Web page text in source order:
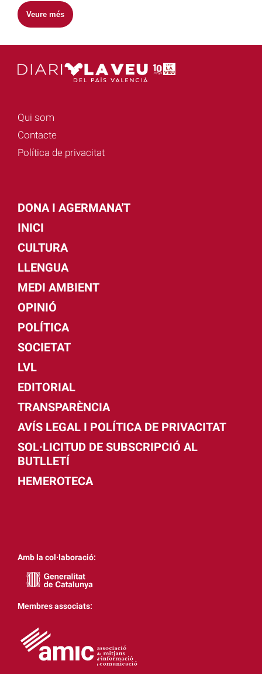
Veure més
Qui som
Contacte
Política de privacitat
DONA I AGERMANA'T
INICI
CULTURA
LLENGUA
MEDI AMBIENT
OPINIÓ
POLÍTICA
SOCIETAT
LVL
EDITORIAL
TRANSPARÈNCIA
AVÍS LEGAL I POLÍTICA DE PRIVACITAT
SOL·LICITUD DE SUBSCRIPCIÓ AL
BUTLLETÍ
HEMEROTECA
Amb la col·laboració:
Membres associats: